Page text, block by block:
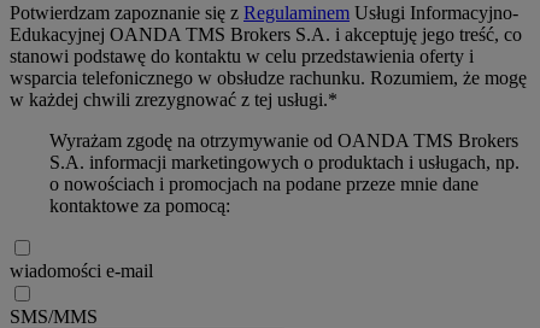
Potwierdzam zapoznanie się z Regulaminem Usługi Informacyjno-
Edukacyjnej OANDA TMS Brokers S.A. i akceptuję jego treść, co
stanowi podstawę do kontaktu w celu przedstawienia oferty i
wsparcia telefonicznego w obsłudze rachunku. Rozumiem, że mogę
w każdej chwili zrezygnować z tej usługi.*
Wyrażam zgodę na otrzymywanie od OANDA TMS Brokers
S.A. informacji marketingowych o produktach i usługach, np.
o nowościach i promocjach na podane przeze mnie dane
kontaktowe za pomocą:
wiadomości e-mail
SMS/MMS